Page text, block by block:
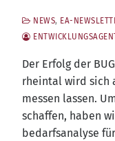
NEWS, EA-
Der Erfolg der
rhein­tal wird sich
mes­sen las­sen.
schaf­fen, haben
be­darfs­ana­ly­se